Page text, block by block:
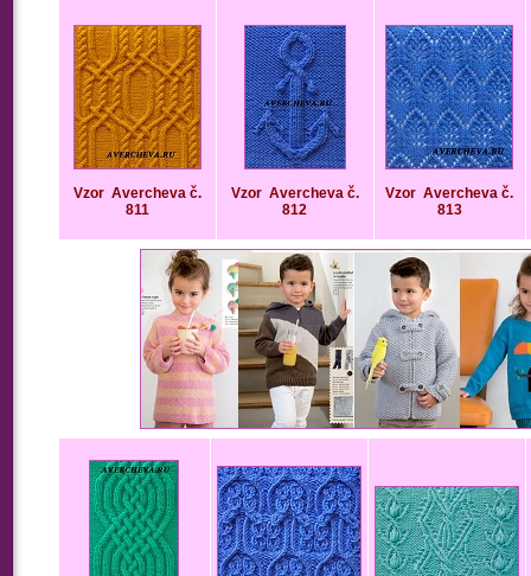
Vzor Avercheva č.
811
Vzor Avercheva č.
812
Vzor Avercheva č.
813